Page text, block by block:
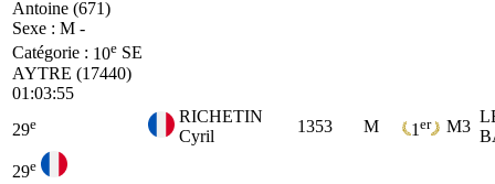
Antoine (671)
Sexe : M -
Catégorie : 10e SE
AYTRE (17440)
01:03:55
29e
RICHETIN
Cyril
1353 M 1 er M3
29e